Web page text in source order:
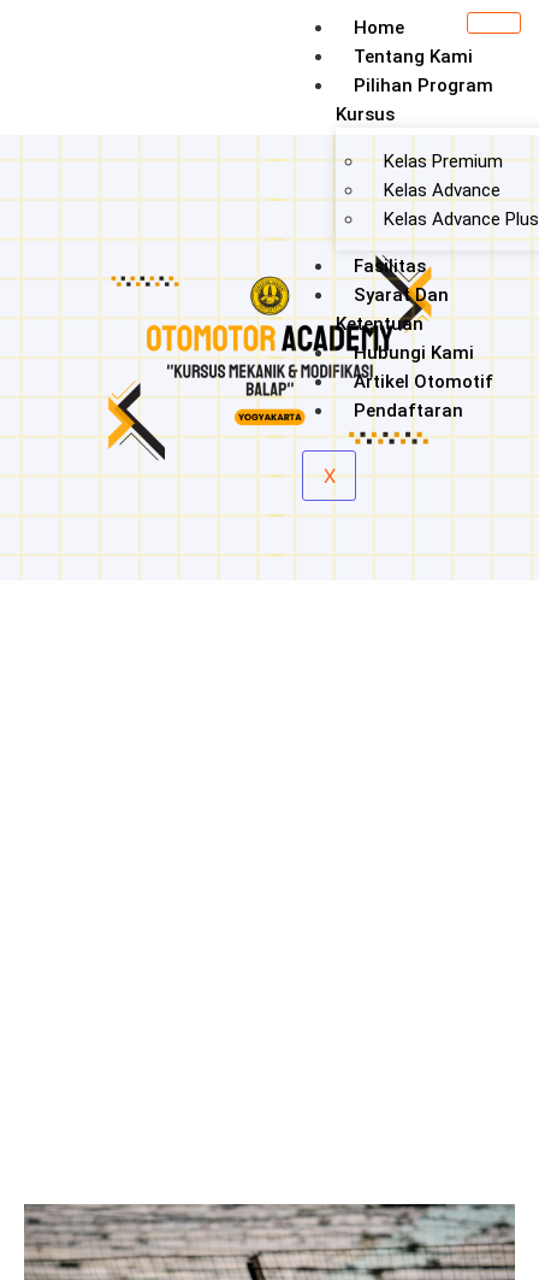
Home
Tentang Kami
Pilihan Program
Kursus
Kelas Premium
Kelas Advance
Kelas Advance Plus
Fasilitas
Syarat Dan
Ketentuan
Hubungi Kami
Artikel Otomotif
Pendaftaran
X